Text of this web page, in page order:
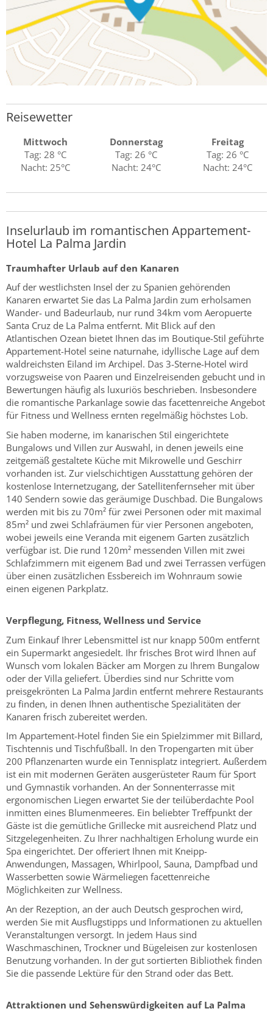
Reisewetter
Mittwoch
Tag: 28 °C
Nacht: 25°C
Donnerstag
Tag: 26 °C
Nacht: 24°C
Freitag
Tag: 26 °C
Nacht: 24°C
Inselurlaub im romantischen Appartement-
Hotel La Palma Jardin
Traumhafter Urlaub auf den Kanaren
Auf der westlichsten Insel der zu Spanien gehörenden
Kanaren erwartet Sie das La Palma Jardin zum erholsamen
Wander- und Badeurlaub, nur rund 34km vom Aeropuerte
Santa Cruz de La Palma entfernt. Mit Blick auf den
Atlantischen Ozean bietet Ihnen das im Boutique-Stil geführte
Appartement-Hotel seine naturnahe, idyllische Lage auf dem
waldreichsten Eiland im Archipel. Das 3-Sterne-Hotel wird
vorzugsweise von Paaren und Einzelreisenden gebucht und in
Bewertungen häufig als luxuriös beschrieben. Insbesondere
die romantische Parkanlage sowie das facettenreiche Angebot
für Fitness und Wellness ernten regelmäßig höchstes Lob.
Sie haben moderne, im kanarischen Stil eingerichtete
Bungalows und Villen zur Auswahl, in denen jeweils eine
zeitgemäß gestaltete Küche mit Mikrowelle und Geschirr
vorhanden ist. Zur vielschichtigen Ausstattung gehören der
kostenlose Internetzugang, der Satellitenfernseher mit über
140 Sendern sowie das geräumige Duschbad. Die Bungalows
werden mit bis zu 70m² für zwei Personen oder mit maximal
85m² und zwei Schlafräumen für vier Personen angeboten,
wobei jeweils eine Veranda mit eigenem Garten zusätzlich
verfügbar ist. Die rund 120m² messenden Villen mit zwei
Schlafzimmern mit eigenem Bad und zwei Terrassen verfügen
über einen zusätzlichen Essbereich im Wohnraum sowie
einen eigenen Parkplatz.
Verpflegung, Fitness, Wellness und Service
Zum Einkauf Ihrer Lebensmittel ist nur knapp 500m entfernt
ein Supermarkt angesiedelt. Ihr frisches Brot wird Ihnen auf
Wunsch vom lokalen Bäcker am Morgen zu Ihrem Bungalow
oder der Villa geliefert. Überdies sind nur Schritte vom
preisgekrönten La Palma Jardin entfernt mehrere Restaurants
zu finden, in denen Ihnen authentische Spezialitäten der
Kanaren frisch zubereitet werden.
Im Appartement-Hotel finden Sie ein Spielzimmer mit Billard,
Tischtennis und Tischfußball. In den Tropengarten mit über
200 Pflanzenarten wurde ein Tennisplatz integriert. Außerdem
ist ein mit modernen Geräten ausgerüsteter Raum für Sport
und Gymnastik vorhanden. An der Sonnenterrasse mit
ergonomischen Liegen erwartet Sie der teilüberdachte Pool
inmitten eines Blumenmeeres. Ein beliebter Treffpunkt der
Gäste ist die gemütliche Grillecke mit ausreichend Platz und
Sitzgelegenheiten. Zu Ihrer nachhaltigen Erholung wurde ein
Spa eingerichtet. Der offeriert Ihnen mit Kneipp-
Anwendungen, Massagen, Whirlpool, Sauna, Dampfbad und
Wasserbetten sowie Wärmeliegen facettenreiche
Möglichkeiten zur Wellness.
An der Rezeption, an der auch Deutsch gesprochen wird,
werden Sie mit Ausflugstipps und Informationen zu aktuellen
Veranstaltungen versorgt. In jedem Haus sind
Waschmaschinen, Trockner und Bügeleisen zur kostenlosen
Benutzung vorhanden. In der gut sortierten Bibliothek finden
Sie die passende Lektüre für den Strand oder das Bett.
Attraktionen und Sehenswürdigkeiten auf La Palma